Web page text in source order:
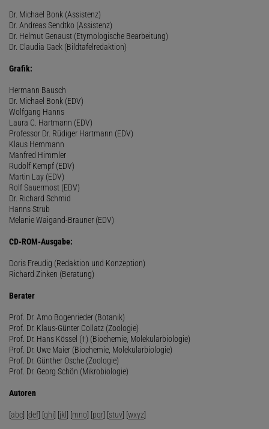
Dr. Michael Bonk (Assistenz)
Dr. Andreas Sendtko (Assistenz)
Dr. Helmut Genaust (Etymologische Bearbeitung)
Dr. Claudia Gack (Bildtafelredaktion)
Grafik:
Hermann Bausch
Dr. Michael Bonk (EDV)
Wolfgang Hanns
Laura C. Hartmann (EDV)
Professor Dr. Rüdiger Hartmann (EDV)
Klaus Hemmann
Manfred Himmler
Rudolf Kempf (EDV)
Martin Lay (EDV)
Rolf Sauermost (EDV)
Dr. Richard Schmid
Hanns Strub
Melanie Waigand-Brauner (EDV)
CD-ROM-Ausgabe:
Doris Freudig (Redaktion und Konzeption)
Richard Zinken (Beratung)
Berater
Prof. Dr. Arno Bogenrieder (Botanik)
Prof. Dr. Klaus-Günter Collatz (Zoologie)
Prof. Dr. Hans Kössel (†) (Biochemie, Molekularbiologie)
Prof. Dr. Uwe Maier (Biochemie, Molekularbiologie)
Prof. Dr. Günther Osche (Zoologie)
Prof. Dr. Georg Schön (Mikrobiologie)
Autoren
[abc] [def] [ghi] [jkl] [mno] [pqr] [stuv] [wxyz]